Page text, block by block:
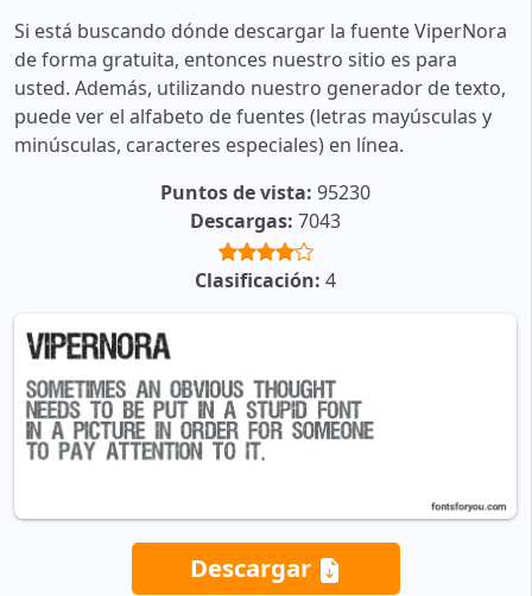
Si está buscando dónde descargar la fuente ViperNora
de forma gratuita, entonces nuestro sitio es para
usted. Además, utilizando nuestro generador de texto,
puede ver el alfabeto de fuentes (letras mayúsculas y
minúsculas, caracteres especiales) en línea.
Puntos de vista: 95230
Descargas: 7043
Clasificación: 4
Descargar